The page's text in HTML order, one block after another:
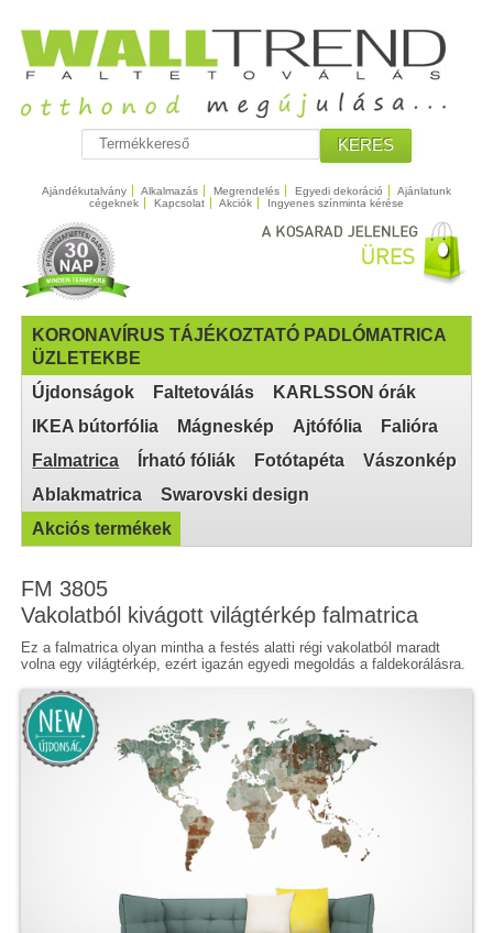
KERES
Ajándékutalvány Alkalmazás Megrendelés Egyedi dekoráció
Ajánlatunk
cégeknek
Kapcsolat Akciók Ingyenes színminta kérése
KORONAVÍRUS TÁJÉKOZTATÓ PADLÓMATRICA
ÜZLETEKBE
Újdonságok
Faltetoválás
KARLSSON órák
IKEA bútorfólia
Mágneskép Ajtófólia
Falióra
Falmatrica
Írható fóliák Fotótapéta
Vászonkép
Ablakmatrica
Swarovski design
Akciós termékek
FM 3805
Vakolatból kivágott világtérkép falmatrica
Ez a falmatrica olyan mintha a festés alatti régi vakolatból maradt
volna egy világtérkép, ezért igazán egyedi megoldás a faldekorálásra.